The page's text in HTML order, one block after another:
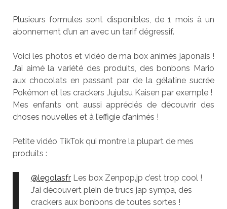
Plusieurs formules sont disponibles, de 1 mois à un
abonnement d’un an avec un tarif dégressif.
Voici les photos et vidéo de ma box animés japonais !
J’ai aimé la variété des produits, des bonbons Mario
aux chocolats en passant par de la gélatine sucrée
Pokémon et les crackers Jujutsu Kaisen par exemple !
Mes enfants ont aussi appréciés de découvrir des
choses nouvelles et à l’effigie d’animés !
Petite vidéo TikTok qui montre la plupart de mes
produits :
@legolasfrLes box Zenpop.jp c’est trop cool !
J’ai découvert plein de trucs jap sympa, des
crackers aux bonbons de toutes sortes !